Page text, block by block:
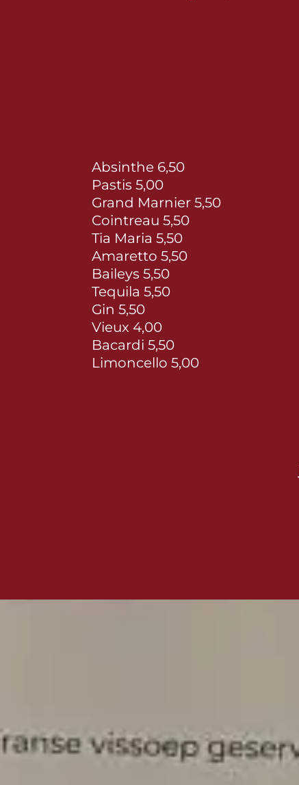
Absinthe 6,50
Pastis 5,00
Grand Marnier 5,50
Cointreau 5,50
Tia Maria 5,50
Amaretto 5,50
Baileys 5,50
Tequila 5,50
Gin 5,50
Vieux 4,00
Bacardi 5,50
Limoncello 5,00